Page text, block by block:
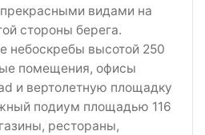
видами на
стороны берега.
небоскребы высотой 250
помещения, офисы
и вертолетную площадку
подиум площадью 116
рестораны,